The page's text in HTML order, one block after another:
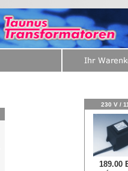
230 V /
189.00